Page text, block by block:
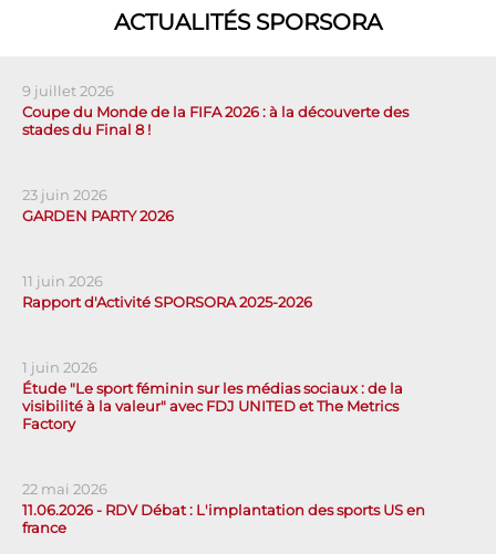
ACTUALITÉS SPORSORA
9 juillet 2026
Coupe du Monde de la FIFA 2026 : à la découverte des
stades du Final 8 !
23 juin 2026
GARDEN PARTY 2026
11 juin 2026
Rapport d'Activité SPORSORA 2025-2026
1 juin 2026
Étude "Le sport féminin sur les médias sociaux : de la
visibilité à la valeur" avec FDJ UNITED et The Metrics
Factory
22 mai 2026
11.06.2026 - RDV Débat : L'implantation des sports US en
france